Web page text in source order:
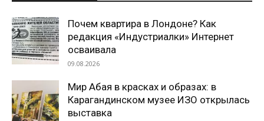
Почем квартира в Лондоне? Как
редакция «Индустриалки» Интернет
осваивала
09.08.2026
Мир Абая в красках и образах: в
Карагандинском музее ИЗО открылась
выставка